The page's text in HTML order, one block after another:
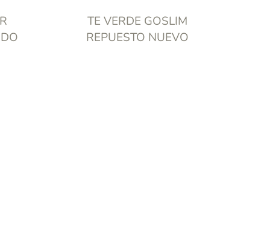
TE VERDE GOSLIM
REPUESTO NUEVO